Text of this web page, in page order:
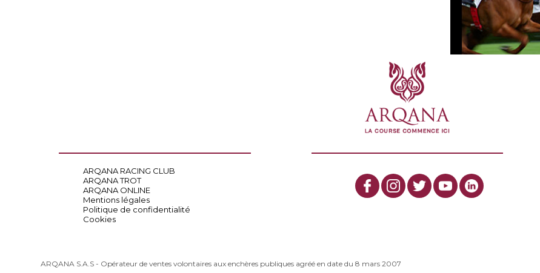
ARQANA RACING CLUB
ARQANA TROT
ARQANA ONLINE
Mentions légales
Politique de confidentialité
Cookies
ARQANA S.A.S - Opérateur de ventes volontaires aux enchères publiques agréé en date du 8 mars 2007